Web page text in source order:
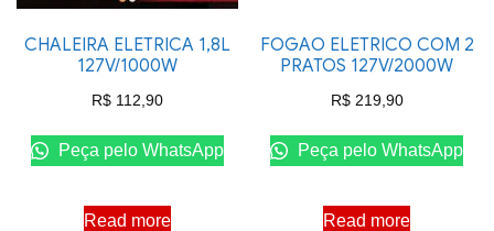
CHALEIRA ELETRICA 1,8L
127V/1000W
R$112,90
Peça pelo WhatsApp
Read more
FOGAO ELETRICO COM 2
PRATOS 127V/2000W
R$219,90
Peça pelo WhatsApp
Read more